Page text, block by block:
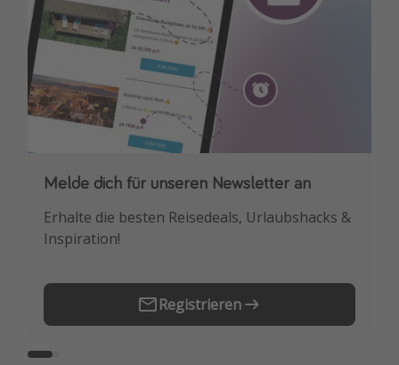
Melde dich für unseren Newsletter an
Erhalte die besten Reisedeals, Urlaubshacks &
Inspiration!
Registrieren
Downloade unsere App
Buche die besten Reiseschnäppchen als
Erstes.